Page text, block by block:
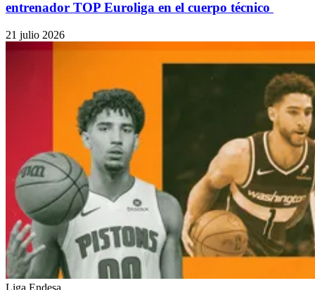
entrenador TOP Euroliga en el cuerpo técnico
21 julio 2026
Liga Endesa